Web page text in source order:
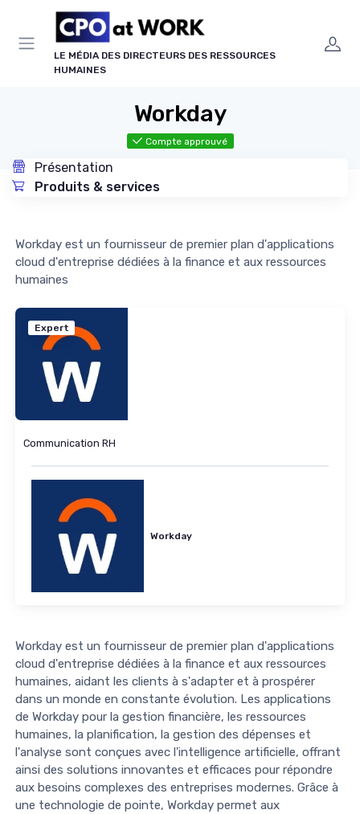
LE MÉDIA DES DIRECTEURS DES RESSOURCES
HUMAINES
Workday
Compte approuvé
Présentation
Produits & services
Workday est un fournisseur de premier plan d'applications
cloud d'entreprise dédiées à la finance et aux ressources
humaines
Expert
Communication RH
Workday
Workday est un fournisseur de premier plan d'applications
cloud d'entreprise dédiées à la finance et aux ressources
humaines, aidant les clients à s'adapter et à prospérer
dans un monde en constante évolution. Les applications
de Workday pour la gestion financière, les ressources
humaines, la planification, la gestion des dépenses et
l'analyse sont conçues avec l'intelligence artificielle, offrant
ainsi des solutions innovantes et efficaces pour répondre
aux besoins complexes des entreprises modernes. Grâce à
une technologie de pointe, Workday permet aux
Panneau de gestion des cookies